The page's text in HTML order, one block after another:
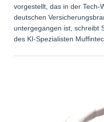
vorgestellt, das in der Tech-
deutschen
untergegangen ist, schreibt
des KI-Spezialisten